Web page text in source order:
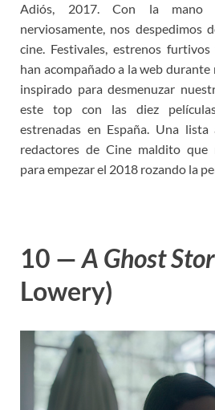
c
e
o
o
k
i
t
t
e
r
s
t
o
d
o
n
p
y
L
i
n
k
n
e
a
m
e
n
t
e
r
e
s
t
Adiós, 2017. Con la mano
nerviosamente, nos despedimos
cine. Festivales, estrenos
han acompañado a la web durante
inspirado para desmenuzar
este top con las diez
estrenadas en España. Una
redactores de Cine maldito que
para empezar el 2018 rozando la
10 —A Ghost
Lowery)